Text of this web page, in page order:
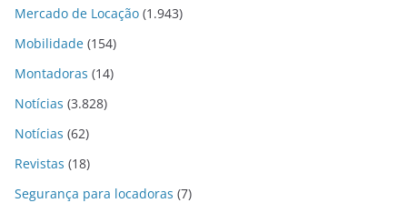
Mercado de Locação (1.943)
Mobilidade (154)
Montadoras (14)
Notícias (3.828)
Notícias (62)
Revistas (18)
Segurança para locadoras (7)